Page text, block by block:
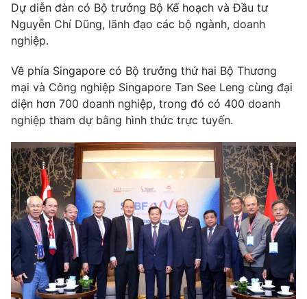
Phim VTV
Hậu trường
Nhân vật
Khán giả
Giải sao mai
Giải trí
Âm nhạc
Sao
Đời sống
Du lịch
Làm đẹp
Chất lượng cuộc sống
Giáo dục
Tuyển sinh
Học trực tuyến
Công nghệ
Hitech Công nghệ tương lai
Sản phẩm
Thị trường
Tư vấn
Giao lưu trực tuyến
Lịch phát sóng
Chuyên mục khác
Dự diễn đàn có Bộ trưởng Bộ Kế hoạch và Đầu tư
Nguyễn Chí Dũng, lãnh đạo các bộ ngành, doanh
nghiệp.
Về phía Singapore có Bộ trưởng thứ hai Bộ Thương
mại và Công nghiệp Singapore Tan See Leng cùng đại
diện hơn 700 doanh nghiệp, trong đó có 400 doanh
nghiệp tham dự bằng hình thức trực tuyến.